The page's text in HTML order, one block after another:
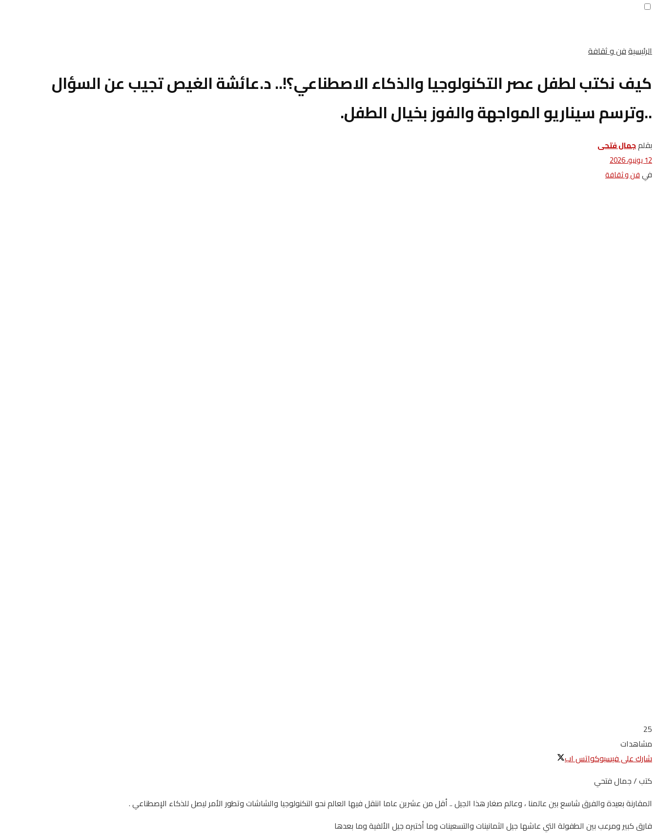
الرئيسيةفن و ثقافة
كيف نكتب لطفل عصر التكنولوجيا والذكاء الاصطناعي؟!.. د.عائشة الغيص تجيب عن السؤال
..وترسم سيناريو المواجهة والفوز بخيال الطفل.
بقلمجمال فتحى
12 يونيو، 2026
فيفن و ثقافة
25
مشاهدات
شارك على فيسبوكواتس اب
كتب / جمال فتحي
المقارنة بعيدة والفرق شاسع بين عالمنا ، وعالم صغار هذا الجيل .. أقل من عشرين عاما انتقل فيها العالم نحو التكنولوجيا والشاشات وتطور الأمر ليصل للذكاء الإصطناعي .
فارق كبير ومرعب بين الطفولة التي عاشها جيل الثمانينات والتسعينات وما أختبره جيل الألفية وما بعدها